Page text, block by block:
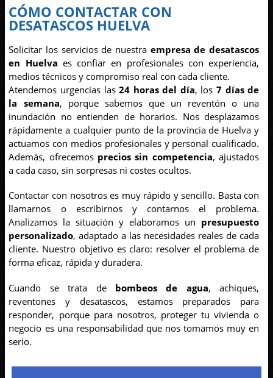
CÓMO CONTACTAR CON
DESATASCOS HUELVA
Solicitar los servicios de nuestra empresa de desatascos
en Huelva es confiar en profesionales con experiencia,
medios técnicos y compromiso real con cada cliente.
Atendemos urgencias las24 horas del día, los7 días de
la semana, porque sabemos que un reventón o una
inundación no entienden de horarios. Nos desplazamos
rápidamente a cualquier punto de la provincia de Huelva y
actuamos con medios profesionales y personal cualificado.
Además, ofrecemos precios sin competencia, ajustados
a cada caso, sin sorpresas ni costes ocultos.
Contactar con nosotros es muy rápido y sencillo. Basta con
llamarnos o escribirnos y contarnos el problema.
Analizamos la situación y elaboramos un presupuesto
personalizado, adaptado a las necesidades reales de cada
cliente. Nuestro objetivo es claro: resolver el problema de
forma eficaz, rápida y duradera.
Cuando se trata de bombeos de agua, achiques,
reventones y desatascos, estamos preparados para
responder, porque para nosotros, proteger tu vivienda o
negocio es una responsabilidad que nos tomamos muy en
serio.